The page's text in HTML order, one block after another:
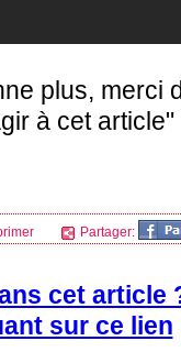
plus, merci
à cet
Partager:
cet article
sur ce lien